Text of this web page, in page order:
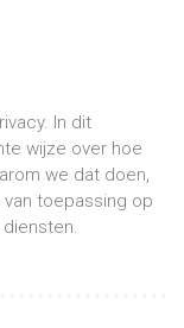
In dit
wijze over hoe
we dat doen,
toepassing op